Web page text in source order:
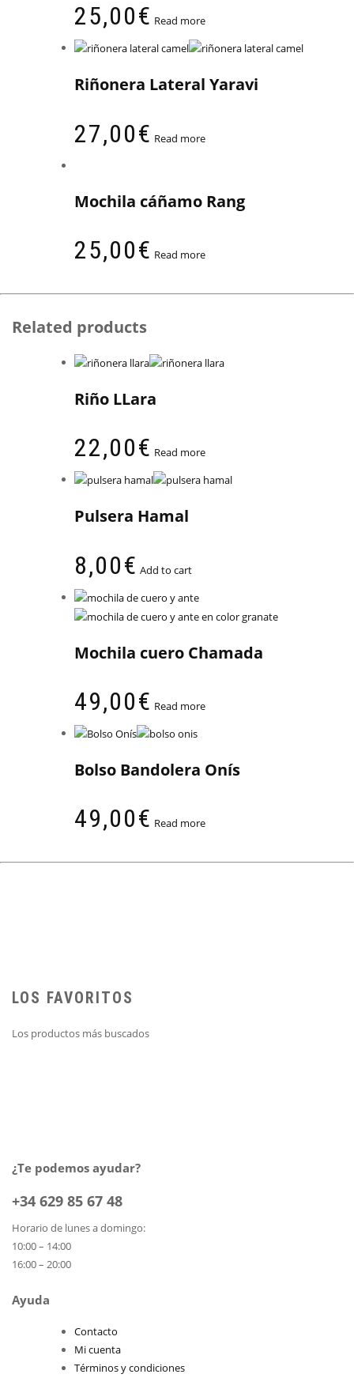
25,00€ Read more
Riñonera Lateral Yaravi
27,00€ Read more
Mochila cáñamo Rang
25,00€ Read more
Related products
Riño LLara
22,00€ Read more
Pulsera Hamal
8,00€ Add to cart
Mochila cuero Chamada
49,00€ Read more
Bolso Bandolera Onís
49,00€ Read more
LOS FAVORITOS
Los productos más buscados
¿Te podemos ayudar?
+34 629 85 67 48
Horario de lunes a domingo:
10:00 – 14:00
16:00 – 20:00
Ayuda
Contacto
Mi cuenta
Términos y condiciones